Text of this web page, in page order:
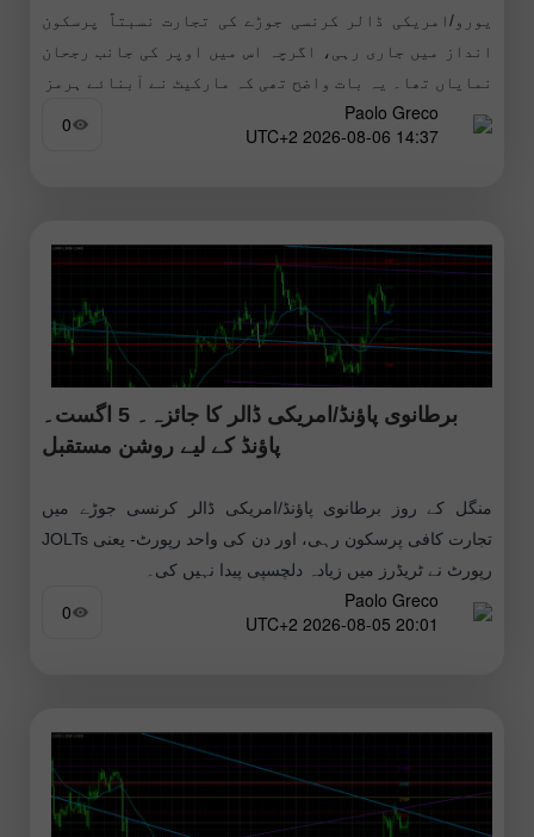
یورو/امریکی ڈالر کرنسی جوڑے کی تجارت نسبتاً پرسکون
انداز میں جاری رہی، اگرچہ اس میں اوپر کی جانب رجحان
نمایاں تھا۔ یہ بات واضح تھی کہ مارکیٹ نے آبنائے ہرمز
Paolo Greco
14:37 2026-08-06 UTC+2
0
برطانوی پاؤنڈ/امریکی ڈالر کا جائزہ۔ 5 اگست۔
پاؤنڈ کے لیے روشن مستقبل
منگل کے روز برطانوی پاؤنڈ/امریکی ڈالر کرنسی جوڑے میں
تجارت کافی پرسکون رہی، اور دن کی واحد رپورٹ- یعنی JOLTs
رپورٹ نے ٹریڈرز میں زیادہ دلچسپی پیدا نہیں کی۔
Paolo Greco
20:01 2026-08-05 UTC+2
0